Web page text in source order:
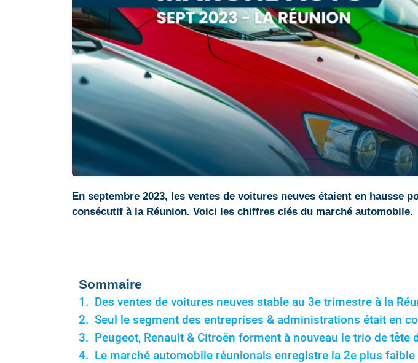
En septembre 2023, les ventes de voitures neuves étaient en hausse
consécutif à la Réunion. Voici les chiffres clés du marché automobile.
Sommaire
Des ventes de voitures neuves stable au 3e trimestre à la
Seul le segment des entreprises & administrations était en
Peugeot, Renault & Citroën forment à nouveau le trio de tête
Le marché automobile réunionais enregistre la 2e plus